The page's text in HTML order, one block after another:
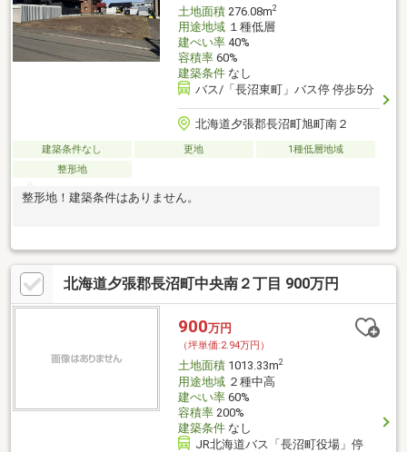
土地面積276.08m2
用途地域１種低層
建ぺい率40%
容積率60%
建築条件なし
バス/「長沼東町」バス停 停歩5分
北海道夕張郡長沼町旭町南２
建築条件なし 更地
1種低層地域
整形地
整形地！建築条件はありません。
北海道夕張郡長沼町中央南２丁目 900万円
900万円
（坪単価:2.94万円）
土地面積1013.33m2
用途地域２種中高
建ぺい率60%
容積率200%
建築条件なし
JR北海道バス「長沼町役場」停